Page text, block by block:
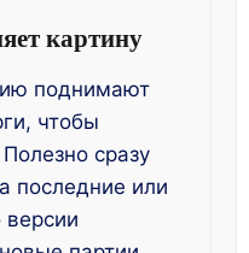
картину
поднимают
чтобы
сразу
последние или